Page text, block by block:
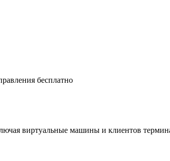
бесплатно
виртуальные машины и клиентов